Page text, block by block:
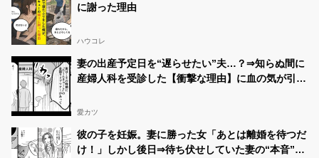
に謝った理由
ハウコレ
妻の出産予定日を“遅らせたい”夫…？⇒知らぬ間に
産婦人科を受診した【衝撃な理由】に血の気が引い
愛カツ
彼の子を妊娠。妻に勝った女「あとは離婚を待つだ
け！」しかし後日⇒待ち伏せしていた妻の“本音”に